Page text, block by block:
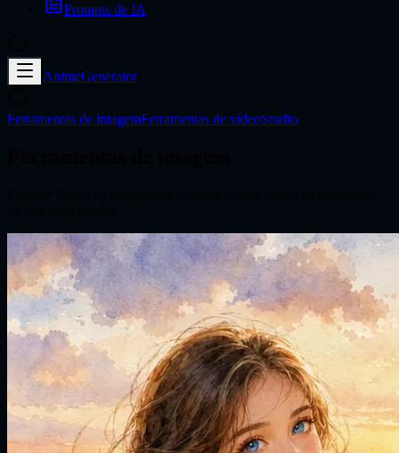
Prompts de IA
AnimeGenerator
Ferramentas de imagemFerramentas de vídeoStudio